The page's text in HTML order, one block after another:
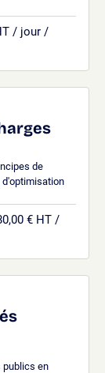
/ jour /
de
d'optimisation
€ HT /
publics en